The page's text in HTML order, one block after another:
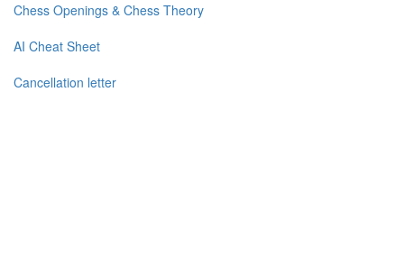
Chess Openings & Chess Theory
AI Cheat Sheet
Cancellation letter